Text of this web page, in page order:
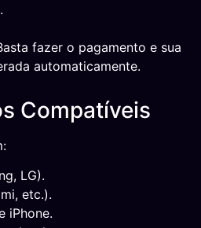
fazer o pagamento e sua
automaticamente.
Compatíveis
LG).
etc.).
iPhone.